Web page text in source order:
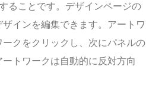
ることです。デザインページの
インを編集できます。アートワ
クをクリックし、次にパネルの
トワークは自動的に反対方向